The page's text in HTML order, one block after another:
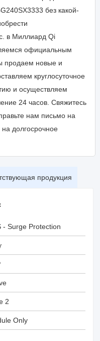
без какой-
в Миллиард Qi
официальным
продаем новые и
круглосуточное
и осуществляем
24 часов. Свяжитесь
нам письмо на
долгосрочное
продукция
- Surge Protection
(SPDs)
2
Only